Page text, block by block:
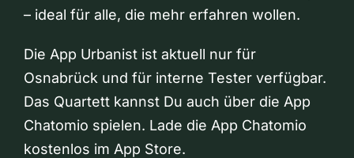
– ideal für alle, die mehr erfahren wollen.
Die App Urbanist ist aktuell nur für
Osnabrück und für interne Tester verfügbar.
Das Quartett kannst Du auch über die App
Chatomio spielen. Lade die App Chatomio
kostenlos im App Store.